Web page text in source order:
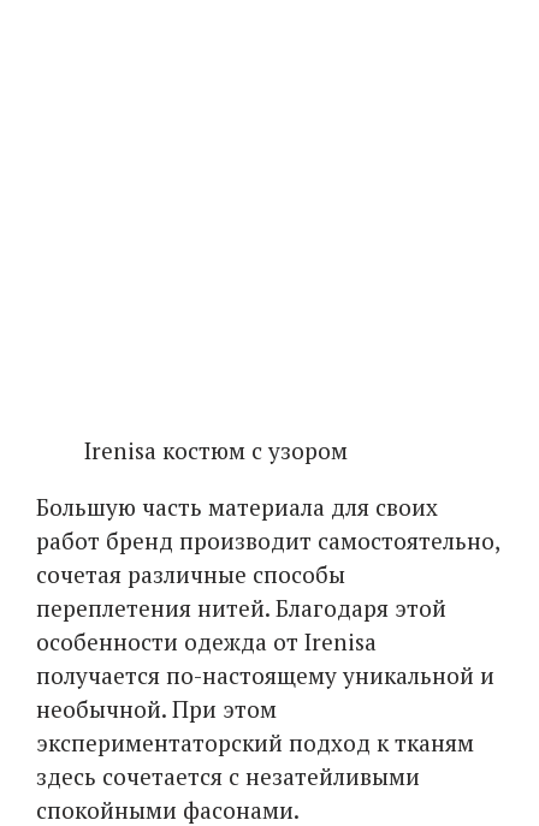
Irenisa костюм с узором
Большую часть материала для своих
работ бренд производит самостоятельно,
сочетая различные способы
переплетения нитей. Благодаря этой
особенности одежда от Irenisa
получается по-настоящему уникальной и
необычной. При этом
экспериментаторский подход к тканям
здесь сочетается с незатейливыми
спокойными фасонами.